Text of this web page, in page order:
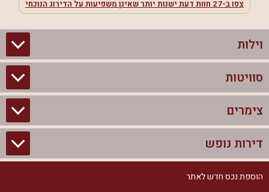
צפו ב-27חוות דעת ישנות יותר שאינן משפיעות על הדירוג הנוכחי
וילות
וילות בצפון
וילות להשכרה
וילות למסיבת רווקים
סוויטות
סוויטות בצפון
צימרים לזוגות עם בריכה פרטית
צימרים
צימרים בצפון
צימרים לזוגות
דירות נופש
דירות נופש בצפון
הוספת נכס חדש לאתר